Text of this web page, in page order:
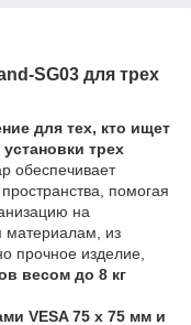
SG03 для трех
для тех, кто ищет
трех
обеспечивает
помогая
на
материалам, из
прочное изделие,
весом до 8 кг
VESA 75 x 75 мм и